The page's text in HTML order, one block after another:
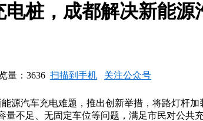
桩，成都解决新能源
量：3636 扫描到手机 关注公众号
源汽车充电难题，推出创新举措，将路灯杆
量不足、无固定车位等问题，满足市民对公共